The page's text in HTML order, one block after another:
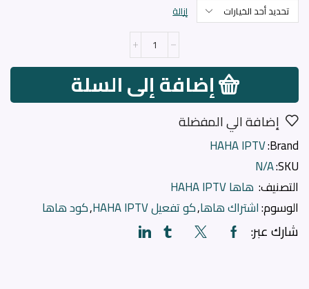
إزالة
إضافة إلى السلة
إضافة الي المفضلة
Brand:
HAHA IPTV
SKU:
N/A
التصنيف: هاها HAHA IPTV
الوسوم:اشتراك هاها,كو تفعيل HAHA IPTV ,كود هاها
شارك عبر: